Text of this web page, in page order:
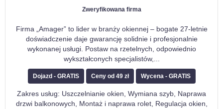
Zweryfikowana firma
Firma „Amager” to lider w branży okiennej – bogate 27-letnie
doświadczenie daje gwarancję solidnie i profesjonalnie
wykonanej usługi. Postaw na rzetelnych, odpowiednio
wykształconych specjalistów,
Dojazd - GRATIS Ceny od 49 zł Wycena - GRATIS
Zakres usług: Uszczelnianie okien, Wymiana szyb, Naprawa
drzwi balkonowych, Montaż i naprawa rolet, Regulacja okien,